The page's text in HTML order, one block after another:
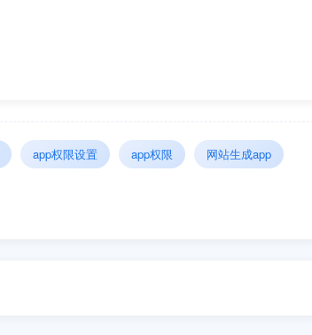
app权限设置 app权限 网站生成app